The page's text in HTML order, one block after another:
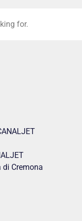
for.
Cremona